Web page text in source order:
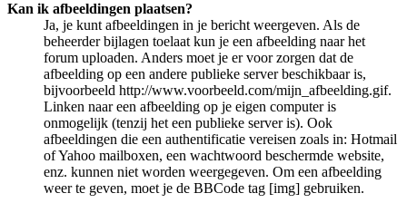
Kan ik afbeeldingen plaatsen?
Ja, je kunt afbeeldingen in je bericht weergeven. Als de
beheerder bijlagen toelaat kun je een afbeelding naar het
forum uploaden. Anders moet je er voor zorgen dat de
afbeelding op een andere publieke server beschikbaar is,
bijvoorbeeld http://www.voorbeeld.com/mijn_afbeelding.gif.
Linken naar een afbeelding op je eigen computer is
onmogelijk (tenzij het een publieke server is). Ook
afbeeldingen die een authentificatie vereisen zoals in: Hotmail
of Yahoo mailboxen, een wachtwoord beschermde website,
enz. kunnen niet worden weergegeven. Om een afbeelding
weer te geven, moet je de BBCode tag [img] gebruiken.